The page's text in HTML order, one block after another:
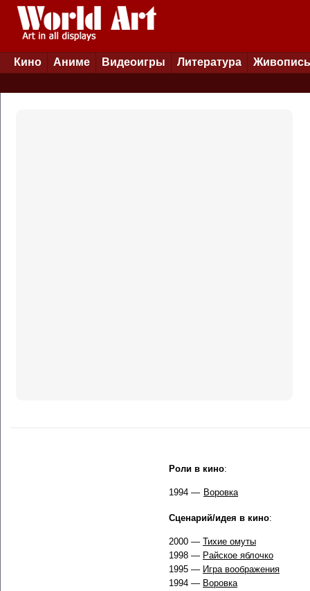
Кино Аниме Видеоигры Литература Живопись
Роли в кино:
1994 — Воровка
Сценарий/идея в кино:
2000 — Тихие омуты
1998 — Райское яблочко
1995 — Игра воображения
1994 — Воровка